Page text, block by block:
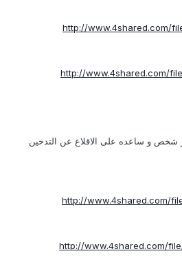
http://www.4shared.com/
http://www.4shared.com/
شخص و ساعده على الاقلاع عن التدخين
http://www.4shared.com/
http://www.4shared.com/